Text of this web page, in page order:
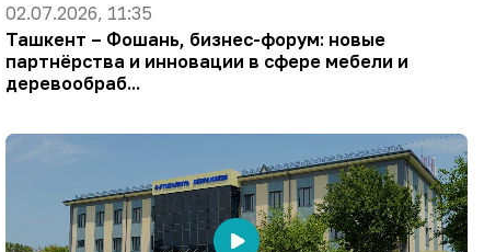
02.07.2026, 11:35
Ташкент – Фошань, бизнес-форум: новые
партнёрства и инновации в сфере мебели и
деревообраб...